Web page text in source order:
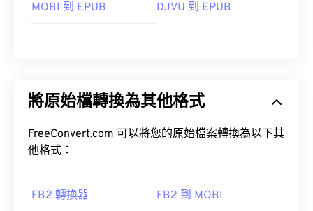
MOBI 到 EPUB DJVU 到 EPUB
將原始檔轉換為其他格式
FreeConvert.com 可以將您的原始檔案轉換為以下其
他格式：
FB2 轉換器 FB2 到 MOBI